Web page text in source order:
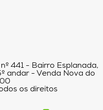
441 - Bairro Esplanada,
andar - Venda Nova do
os direitos